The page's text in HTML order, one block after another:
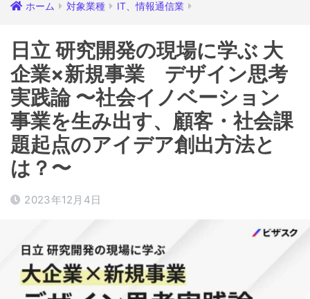
ホーム 対象業種 IT、情報通信業
日立 研究開発の現場に学ぶ 大
企業×新規事業 デザイン思考
実践論 〜社会イノベーション
事業を生み出す、顧客・社会課
題起点のアイデア創出方法と
は？〜
2023年12月4日